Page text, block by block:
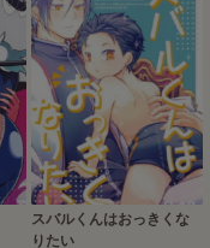
スバルくんはおっきくな
りたい